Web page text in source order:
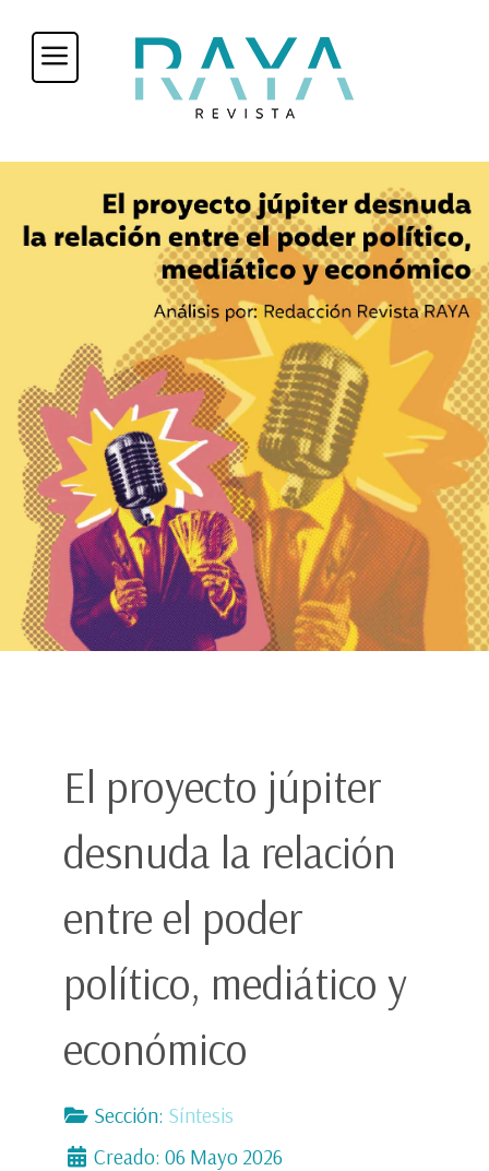
El proyecto júpiter
desnuda la relación
entre el poder
político, mediático y
económico
Sección: Síntesis
Creado: 06 Mayo 2026